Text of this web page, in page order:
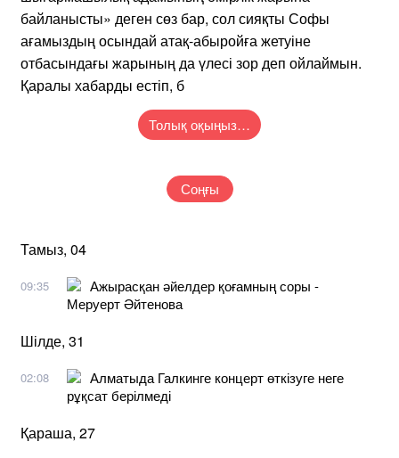
байланысты» деген сөз бар, сол сияқты Софы
ағамыздың осындай атақ-абыройға жетуіне
отбасындағы жарының да үлесі зор деп ойлаймын.
Қаралы хабарды естіп, б
Толық оқыңыз…
Соңғы
Тамыз, 04
09:35
Ажырасқан әйелдер қоғамның соры -
Меруерт Әйтенова
Шілде, 31
02:08
Алматыда Галкинге концерт өткізуге неге
рұқсат берілмеді
Қараша, 27